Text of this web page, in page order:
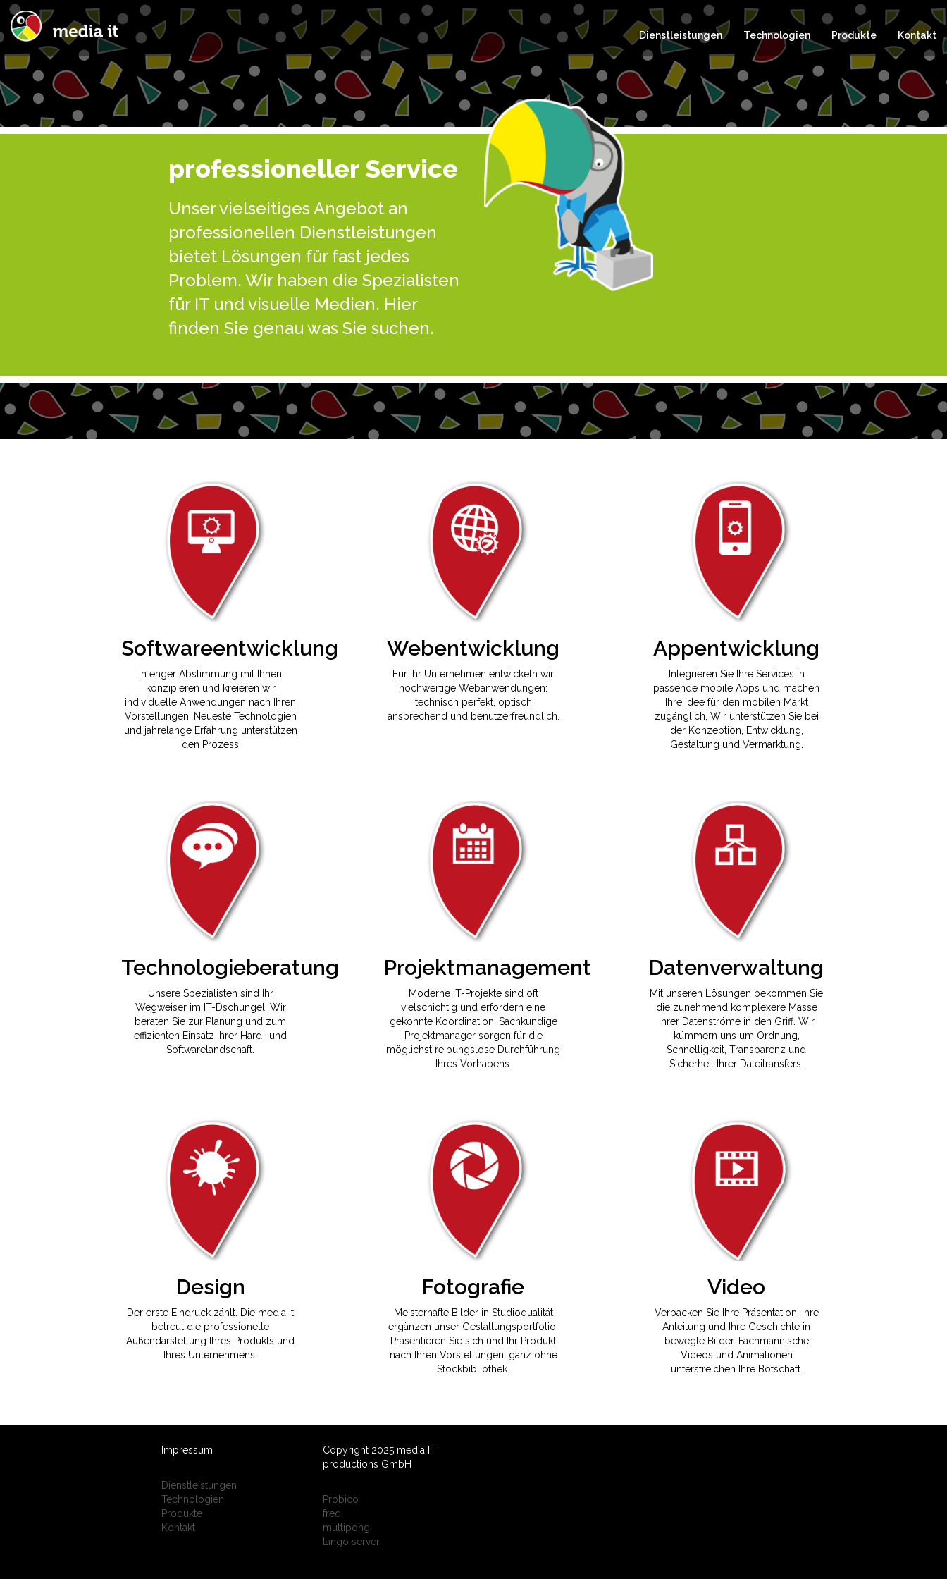
Dienstleistungen Technologien Produkte Kontakt
professioneller Service
Unser vielseitiges Angebot an
professionellen Dienstleistungen
bietet Lösungen für fast jedes
Problem. Wir haben die Spezialisten
für IT und visuelle Medien. Hier
finden Sie genau was Sie suchen.
In enger Abstimmung mit Ihnen
konzipieren und kreieren wir
individuelle Anwendungen nach Ihren
Vorstellungen. Neueste Technologien
und jahrelange Erfahrung unterstützen
den Prozess
Webentwicklung
Für Ihr Unternehmen entwickeln wir
hochwertige Webanwendungen:
technisch perfekt, optisch
ansprechend und benutzerfreundlich.
Appentwicklung
Integrieren Sie Ihre Services in
passende mobile Apps und machen
Ihre Idee für den mobilen Markt
zugänglich, Wir unterstützen Sie bei
der Konzeption, Entwicklung,
Gestaltung und Vermarktung.
Unsere Spezialisten sind Ihr
Wegweiser im IT-Dschungel. Wir
beraten Sie zur Planung und zum
effizienten Einsatz Ihrer Hard- und
Softwarelandschaft.
Moderne IT-Projekte sind oft
vielschichtig und erfordern eine
gekonnte Koordination. Sachkundige
Projektmanager sorgen für die
möglichst reibungslose Durchführung
Ihres Vorhabens.
Datenverwaltung
Mit unseren Lösungen bekommen Sie
die zunehmend komplexere Masse
Ihrer Datenströme in den Griff. Wir
kümmern uns um Ordnung,
Schnelligkeit, Transparenz und
Sicherheit Ihrer Dateitransfers.
Design
Der erste Eindruck zählt. Die media it
betreut die professionelle
Außendarstellung Ihres Produkts und
Ihres Unternehmens.
Fotografie
Meisterhafte Bilder in Studioqualität
ergänzen unser Gestaltungsportfolio.
Präsentieren Sie sich und Ihr Produkt
nach Ihren Vorstellungen: ganz ohne
Stockbibliothek.
Video
Verpacken Sie Ihre Präsentation, Ihre
Anleitung und Ihre Geschichte in
bewegte Bilder. Fachmännische
Videos und Animationen
unterstreichen Ihre Botschaft.
Impressum
Dienstleistungen
Technologien
Produkte
Kontakt
Copyright 2025 media IT
productions GmbH
Probico
fred
multipong
tango server